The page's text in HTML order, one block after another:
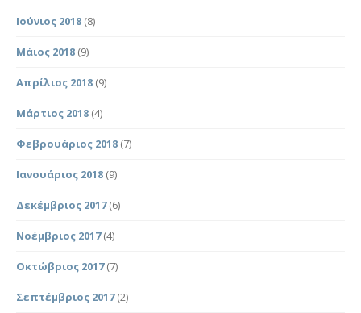
Ιούνιος 2018 (8)
Μάιος 2018 (9)
Απρίλιος 2018 (9)
Μάρτιος 2018 (4)
Φεβρουάριος 2018 (7)
Ιανουάριος 2018 (9)
Δεκέμβριος 2017(6)
Νοέμβριος 2017(4)
Οκτώβριος 2017(7)
Σεπτέμβριος 2017(2)